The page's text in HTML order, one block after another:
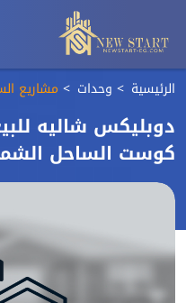
الرئيسية وحدات مشاريع
كوست الساحل